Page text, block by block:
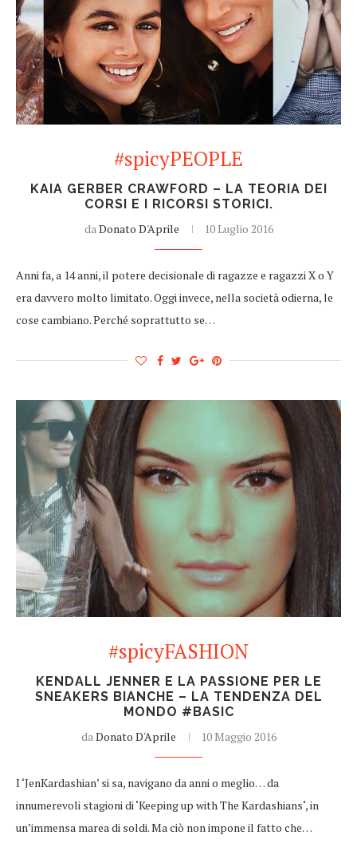
#spicyPEOPLE
KAIA GERBER CRAWFORD – LA TEORIA DEI
CORSI E I RICORSI STORICI.
daDonato D'Aprile 10 Luglio 2016
Anni fa, a 14 anni, il potere decisionale di ragazze e ragazzi X o Y
era davvero molto limitato. Oggi invece, nella società odierna, le
cose cambiano. Perché soprattutto se…
#spicyFASHION
KENDALL JENNER E LA PASSIONE PER LE
SNEAKERS BIANCHE – LA TENDENZA DEL
MONDO #BASIC
daDonato D'Aprile 10 Maggio 2016
I ‘JenKardashian’ si sa, navigano da anni o meglio… da
innumerevoli stagioni di ‘Keeping up with The Kardashians‘, in
un’immensa marea di soldi. Ma ciò non impone il fatto che…